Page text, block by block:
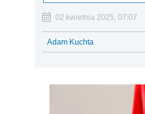
02 kwietnia 2025, 07:07
Adam Kuchta